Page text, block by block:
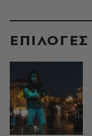
EΠΙΛΟΓΈΣ